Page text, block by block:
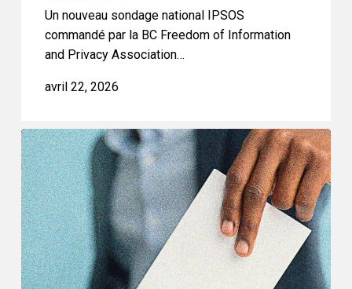
confiance
dans
vie
privée
Un nouveau sondage national IPSOS
commandé par la BC Freedom of Information
and Privacy Association…
avril 22, 2026
L’ACLC
tire
la
sonnette
d’alarme
sur
la
politisation